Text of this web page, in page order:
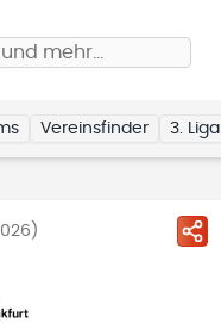
mehr…
Vereinsfinder 3. Liga